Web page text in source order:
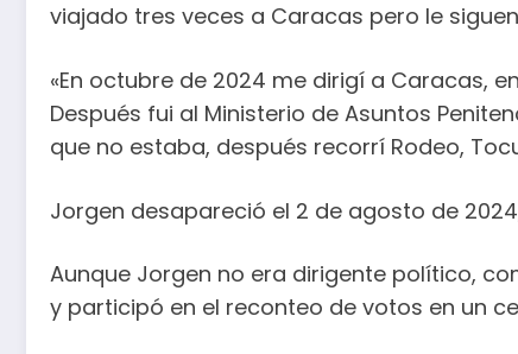
viajado tres veces a Caracas pero le
«En octubre de 2024 me dirigí a Caracas,
Después fui al Ministerio de Asuntos
que no estaba, después recorrí Rodeo,
Jorgen desapareció el 2 de agosto de
Aunque Jorgen no era dirigente político,
y participó en el reconteo de votos en un